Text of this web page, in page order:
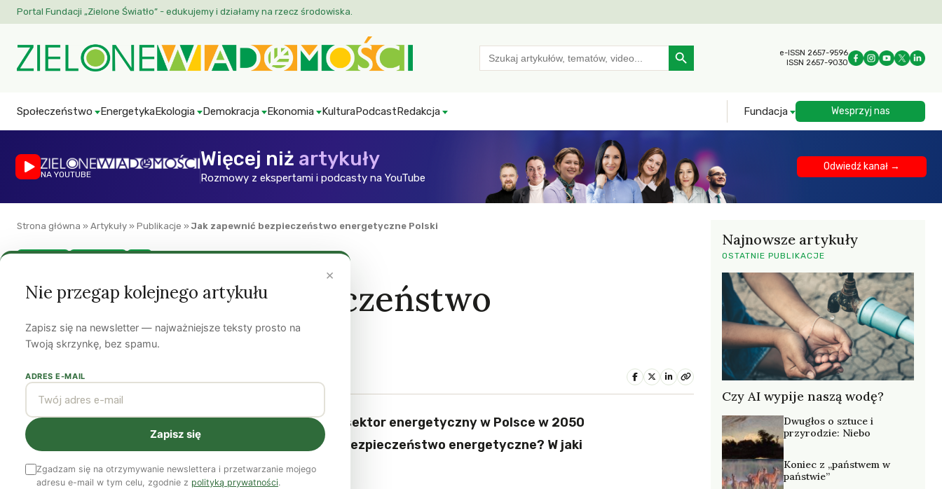
Portal Fundacji „Zielone Światło” - edukujemy i działamy na rzecz środowiska.
Search
for:
Search Button
e-ISSN 2657-9596
ISSN 2657-9030
Społeczeństwo EnergetykaEkologia Demokracja Ekonomia KulturaPodcastRedakcja Fundacja Wesprzyj nas
NA YOUTUBE
Więcej niż artykuły
Rozmowy z ekspertami i podcasty na YouTube
Odwiedź kanał →
Strona główna » Artykuły » Publikacje »Jak zapewnić bezpieczeństwo energetyczne Polski
Jak zapewnić bezpieczeństwo
energetyczne Polski
Jan Popczyk20 maja 2013
Przed jakimi wyzwaniami będzie stać sektor energetyczny w Polsce w 2050
r.? Czy mamy szansę zapewnić sobie bezpieczeństwo energetyczne? W jaki
sposób? Analiza prof. Jana Popczyka.
Najnowsze artykuły
OSTATNIE PUBLIKACJE
Czy AI wypije naszą wodę?
Dwugłos o sztuce i
przyrodzie: Niebo
Koniec z „państwem w
państwie”
×
Nie przegap kolejnego artykułu
Zapisz się na newsletter — najważniejsze teksty prosto na
Twoją skrzynkę, bez spamu.
ADRES E-MAIL
Zapisz się
Zgadzam się na otrzymywanie newslettera i przetwarzanie mojego
adresu e-mail w tym celu, zgodnie z polityką prywatności.